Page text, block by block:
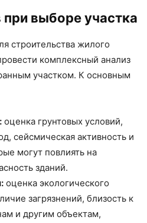
при выборе участка
строительства жилого
комплексный анализ
участком. К основным
оценка грунтовых условий,
сейсмическая активность и
могут повлиять на
зданий.
оценка экологического
загрязнений, близость к
и другим объектам,